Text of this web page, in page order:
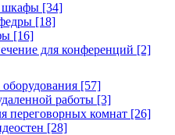
шкафы [34]
[18]
[16]
для конференций [2]
[57]
работы [3]
переговорных комнат [26]
[28]